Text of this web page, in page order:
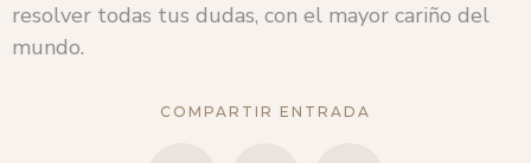
resolver todas tus dudas, con el mayor cariño del
mundo.
COMPARTIR ENTRADA